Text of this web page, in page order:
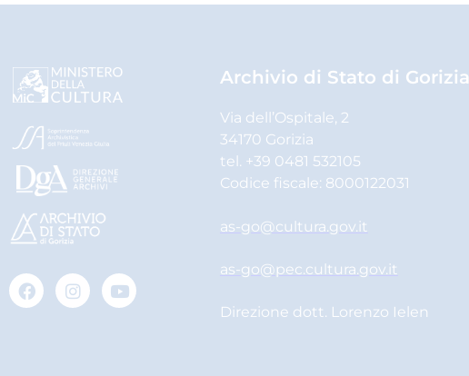
Archivio di Stato di Gorizia
Via dell’Ospitale, 2
34170 Gorizia
tel. +39 0481 532105
Codice fiscale: 8000122031
as-go@cultura.gov.it
as-go@pec.cultura.gov.it
Direzione dott. Lorenzo Ielen